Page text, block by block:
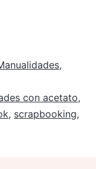
,
con acetato,
, scrapbooking,